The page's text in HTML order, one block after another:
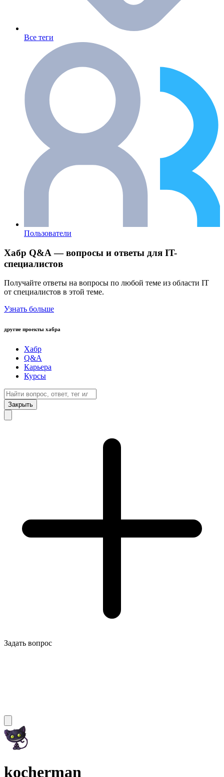
Все теги
Пользователи
Хабр Q&A — вопросы и ответы для IT-
специалистов
Получайте ответы на вопросы по любой теме из области IT
от специалистов в этой теме.
Узнать больше
другие проекты хабра
Хабр
Q&A
Карьера
Курсы
Закрыть
Задать вопрос
kocherman